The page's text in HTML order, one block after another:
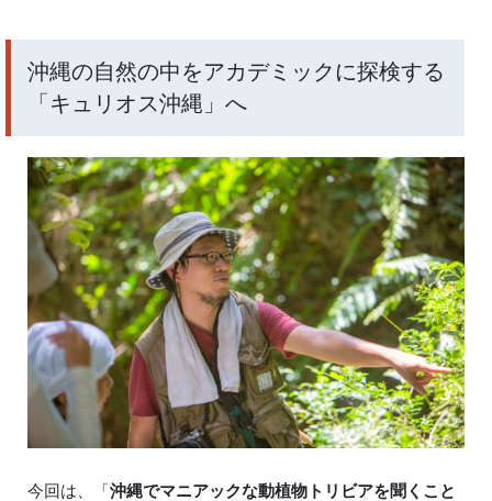
沖縄の自然の中をアカデミックに探検する
「キュリオス沖縄」へ
今回は、「沖縄でマニアックな動植物トリビアを聞くこと